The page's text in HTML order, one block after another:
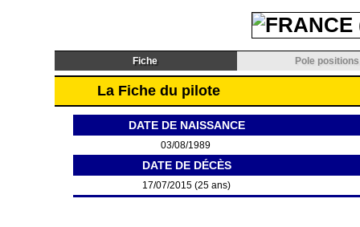
Fiche Pole positions
La Fiche du pilote
DATE DE NAISSANCE
03/08/1989
DATE DE DÉCÈS
17/07/2015 (25 ans)